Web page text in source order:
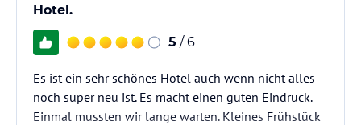
Hotel.
5 / 6
Es ist ein sehr schönes Hotel auch wenn nicht alles
noch super neu ist. Es macht einen guten Eindruck.
Einmal mussten wir lange warten. Kleines Frühstück